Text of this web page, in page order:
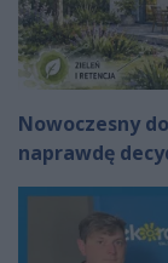
Nowoczesny
naprawdę